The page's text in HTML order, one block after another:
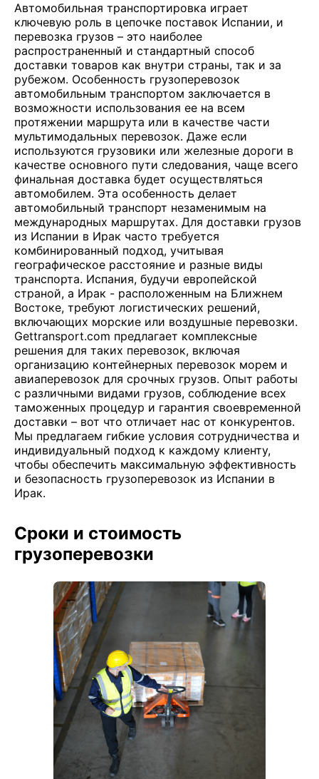
Автомобильная транспортировка играет
ключевую роль в цепочке поставок Испании, и
перевозка грузов – это наиболее
распространенный и стандартный способ
доставки товаров как внутри страны, так и за
рубежом. Особенность грузоперевозок
автомобильным транспортом заключается в
возможности использования ее на всем
протяжении маршрута или в качестве части
мультимодальных перевозок. Даже если
используются грузовики или железные дороги в
качестве основного пути следования, чаще всего
финальная доставка будет осуществляться
автомобилем. Эта особенность делает
автомобильный транспорт незаменимым на
международных маршрутах. Для доставки грузов
из Испании в Ирак часто требуется
комбинированный подход, учитывая
географическое расстояние и разные виды
транспорта. Испания, будучи европейской
страной, а Ирак - расположенным на Ближнем
Востоке, требуют логистических решений,
включающих морские или воздушные перевозки.
Gettransport.com предлагает комплексные
решения для таких перевозок, включая
организацию контейнерных перевозок морем и
авиаперевозок для срочных грузов. Опыт работы
с различными видами грузов, соблюдение всех
таможенных процедур и гарантия своевременной
доставки – вот что отличает нас от конкурентов.
Мы предлагаем гибкие условия сотрудничества и
индивидуальный подход к каждому клиенту,
чтобы обеспечить максимальную эффективность
и безопасность грузоперевозок из Испании в
Ирак.
Сроки и стоимость
грузоперевозки